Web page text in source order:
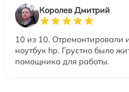
Королев Дмитрий
10 из 10. Отремонтировали
ноутбук hp. Грустно было
помощника для работы.